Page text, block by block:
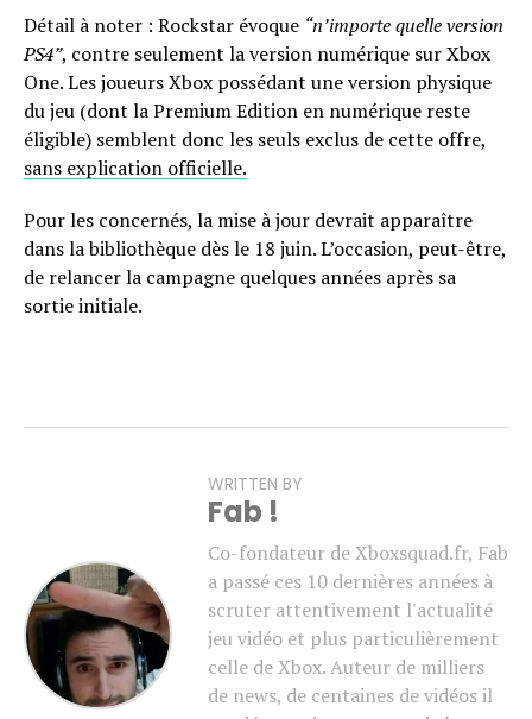
Détail à noter : Rockstar évoque “n’importe quelle version
PS4”, contre seulement la version numérique sur Xbox
One. Les joueurs Xbox possédant une version physique
du jeu (dont la Premium Edition en numérique reste
éligible) semblent donc les seuls exclus de cette offre,
sans explication officielle.
Pour les concernés, la mise à jour devrait apparaître
dans la bibliothèque dès le 18 juin. L’occasion, peut-être,
de relancer la campagne quelques années après sa
sortie initiale.
WRITTEN BY
Fab !
Co-fondateur de Xboxsquad.fr, Fab
a passé ces 10 dernières années à
scruter attentivement l'actualité
jeu vidéo et plus particulièrement
celle de Xbox. Auteur de milliers
de news, de centaines de vidéos il